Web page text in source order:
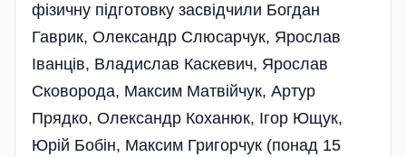
фізичну під­готовку засвідчили Богдан
Гаврик, Олександр Слюсарчук, Ярослав
Іванців, Владислав Каскевич, Ярослав
Сковорода, Максим Матвійчук, Артур
Прядко, Олександр Коханюк, Ігор Ющук,
Юрій Бобін, Максим Григорчук (понад 15